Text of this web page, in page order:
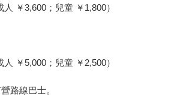
￥3,600；兒童 ￥1,800）
￥5,000；兒童 ￥2,500）
路線巴士。